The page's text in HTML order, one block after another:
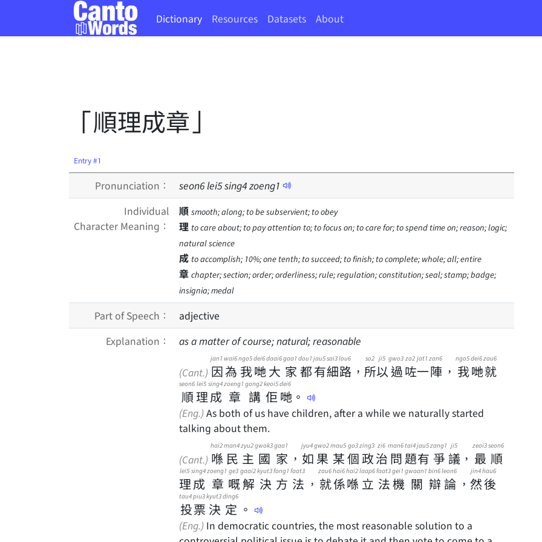
Dictionary Resources Datasets About
「順理成章」
Entry #1
Pronunciation： seon6lei5sing4zoeng1
Individual
Character Meaning：
順 smooth; along; to be subservient; to obey
理 to care about; to pay attention to; to focus on; to care for; to spend time on; reason; logic;
natural science
成 to accomplish; 10%; one tenth; to succeed; to finish; to complete; whole; all; entire
章 chapter; section; order; orderliness; rule; regulation; constitution; seal; stamp; badge;
insignia; medal
Part of Speech：
adjective
Explanation：
as a matter of course; natural; reasonable
(Cant.) 因
jan1
為
wai6
我
ngo5
哋
dei6
大
daai6
家
gaa1
都
dou1
有
jau5
細
sai3
路
lou6
， 所
so2
以
ji5
過
gwo3
咗
zo2
一
jat1
陣
zan6
， 我
ngo5
哋
dei6
就
zau6
順
seon6
理
lei5
成
sing4
章
zoeng1
講
gong2
佢
keoi5
哋
dei6
。
(Eng.) As both of us have children, after a while we naturally started
talking about them.
(Cant.) 喺
hai2
民
man4
主
zyu2
國
gwok3
家
gaa1
， 如
jyu4
果
gwo2
某
mau5
個
go3
政
zing3
治
zi6
問
man6
題
tai4
有
jau5
爭
zang1
議
ji5
， 最
zeoi3
順
seon6
理
lei5
成
sing4
章
zoeng1
嘅
ge3
解
gaai2
決
kyut3
方
fong1
法
faat3
， 就
zau6
係
hai6
喺
hai2
立
laap6
法
faat3
機
gei1
關
gwaan1
辯
bin6
論
leon6
， 然
jin4
後
hau6
投
tau4
票
piu3
決
kyut3
定
ding6
。
(Eng.) In democratic countries, the most reasonable solution to a